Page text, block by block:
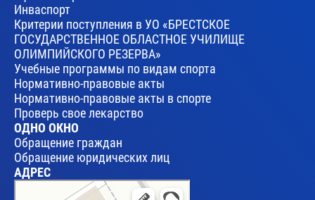
Инваспорт
Критерии поступления в УО «БРЕСТСКОЕ
ГОСУДАРСТВЕННОЕ ОБЛАСТНОЕ УЧИЛИЩЕ
ОЛИМПИЙСКОГО РЕЗЕРВА»
Учебные программы по видам спорта
Нормативно-правовые акты
Нормативно-правовые акты в спорте
Проверь свое лекарство
ОДНО ОКНО
Обращение граждан
Обращение юридических лиц
АДРЕС
Брест
Улица Леваневского, 17 — Яндекс Карты